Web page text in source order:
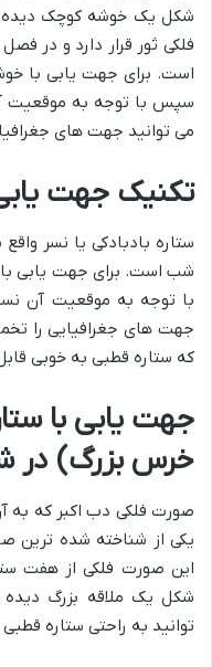
شکل یک خوشه کوچک دیده
فلکی ثور قرار دارد و در
است. برای جهت یابی با
سپس با توجه به موقعیت
می توانید جهت های
تکنیک جهت یابی
ستاره بادبادکی یا نسر
شب است. برای جهت یابی با
با توجه به موقعیت آن
جهت های جغرافیایی را
که ستاره قطبی به خوبی
جهت یابی با
خرس بزرگ) در
صورت فلکی دب اکبر که به
یکی از شناخته شده ترین
این صورت فلکی از هفت
شکل یک ملاقه بزرگ دیده
توانید به راحتی ستاره